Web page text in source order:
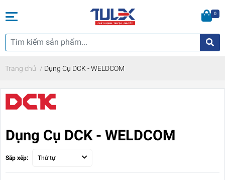
0
Trang chủ / Dụng Cụ DCK - WELDCOM
Dụng Cụ DCK - WELDCOM
Sắp xếp: Thứ tự